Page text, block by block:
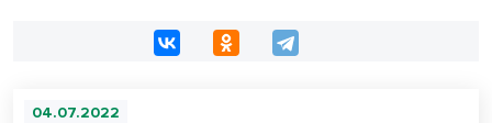
04.07.2022